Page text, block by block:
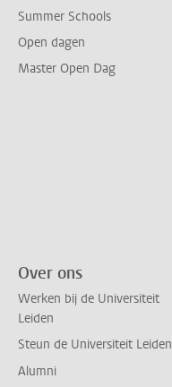
Summer Schools
Open dagen
Master Open Dag
Over ons
Werken bij de Universiteit
Leiden
Steun de Universiteit Leiden
Alumni